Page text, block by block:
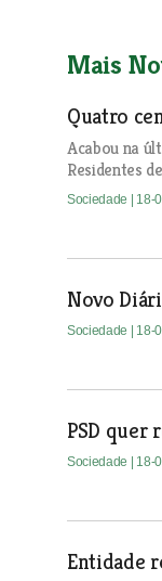
Mais
Quatro
Acabou na
Residentes
Sociedade |
Novo
Sociedade |
PSD quer
Sociedade |
Entidade